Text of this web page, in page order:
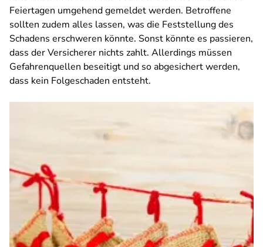
Feiertagen umgehend gemeldet werden. Betroffene
sollten zudem alles lassen, was die Feststellung des
Schadens erschweren könnte. Sonst könnte es passieren,
dass der Versicherer nichts zahlt. Allerdings müssen
Gefahrenquellen beseitigt und so abgesichert werden,
dass kein Folgeschaden entsteht.